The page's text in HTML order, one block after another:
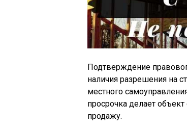
Подтверждение
наличия разрешения на
местного
просрочка делает
продажу.